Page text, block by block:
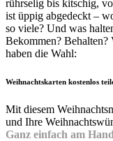
rührselig bis kitschig,
ist üppig abgedeckt –
so viele? Und was
Bekommen? Behalten?
haben die Wahl:
Weihnachtskarten kostenlos
Mit diesem
und Ihre
Ganz einfach am